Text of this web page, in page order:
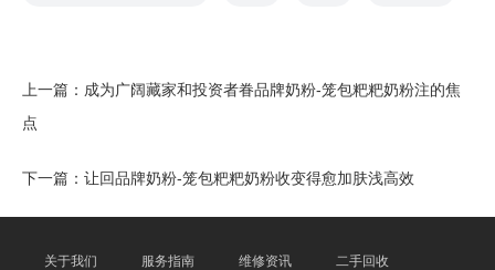
上一篇： 成为广阔藏家和投资者眷品牌奶粉-笼包粑粑奶粉注的焦
点
下一篇： 让回品牌奶粉-笼包粑粑奶粉收变得愈加肤浅高效
关于我们 服务指南 维修资讯 二手回收